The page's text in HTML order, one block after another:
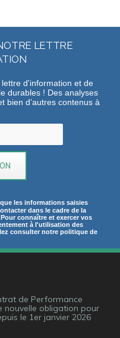
LETTRE
d'information et de
durables ! Des analyses
bien d’autres contenus à
les informations saisies
dans le cadre de la
connaître et exercer vos
à l'utilisation des
consulter notre politique de
de Performance
nouvelle obligation pour
le 1er janvier 2026